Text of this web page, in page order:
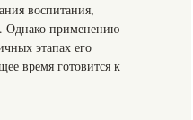
воспитания,
Однако применению
этапах его
время готовится к